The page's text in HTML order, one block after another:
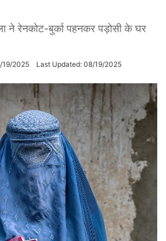
ने रेनकोट-बुर्का पहनकर पड़ोसी के घर
19/2025 Last Updated: 08/19/2025